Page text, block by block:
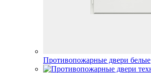
Противопожарные двери белые